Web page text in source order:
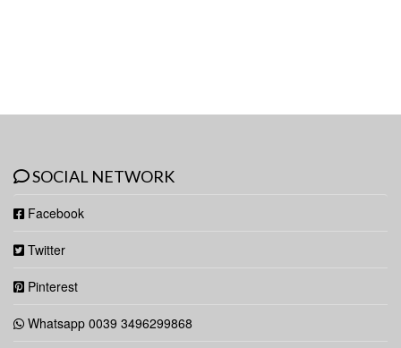
SOCIAL NETWORK
Facebook
Twitter
Pinterest
Whatsapp 0039 3496299868